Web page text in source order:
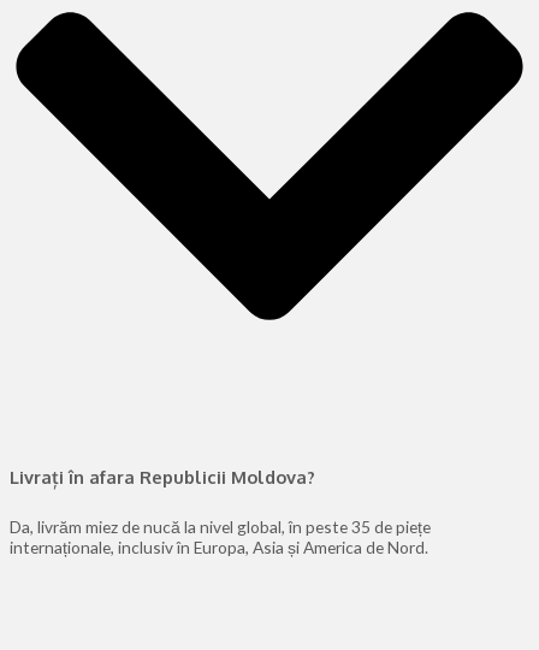
Livrați în afara Republicii Moldova?
Da, livrăm miez de nucă la nivel global, în peste 35 de piețe
internaționale, inclusiv în Europa, Asia și America de Nord.